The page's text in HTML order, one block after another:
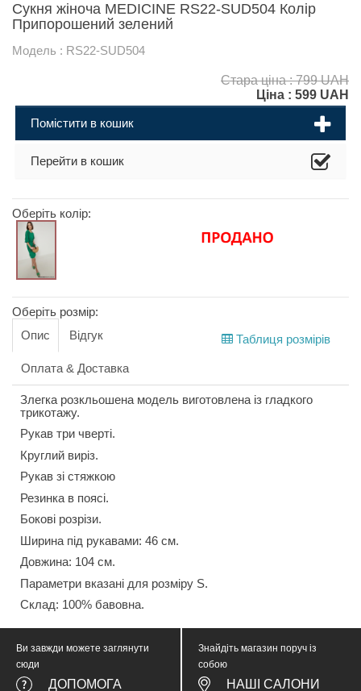
Сукня жіноча MEDICINE RS22-SUD504 Колір
Припорошений зелений
Модель : RS22-SUD504
Стара ціна : 799 UAH
Ціна : 599 UAH
Помістити в кошик
Перейти в кошик
Оберіть колір:
Оберіть розмір:
Таблиця розмірів
Опис Відгук
Оплата & Доставка
Злегка розкльошена модель виготовлена із гладкого
трикотажу.
Рукав три чверті.
Круглий виріз.
Рукав зі стяжкою
Резинка в поясі.
Бокові розрізи.
Ширина під рукавами: 46 см.
Довжина: 104 cм.
Параметри вказані для розміру S.
Склад: 100% бавовна.
Ви завжди можете заглянути
сюди
ДОПОМОГА
Знайдіть магазин поруч із
собою
НАШІ САЛОНИ